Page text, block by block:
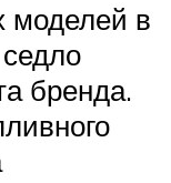
моделей в
бренда.